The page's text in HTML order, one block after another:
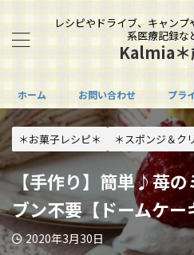
レシピやドライブ、キャン
系医療記録な
Kalmia＊
ホーム お問い合わせ プラ
＊お菓子レシピ＊ ＊スポンジ＆ク
【手作り】簡単♪苺の
ブン不要【ドームケー
2020年3月30日